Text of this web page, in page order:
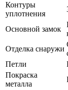
Контуры
уплотнения
Основной замок
Отделка снаружи
Петли
Покраска
металла